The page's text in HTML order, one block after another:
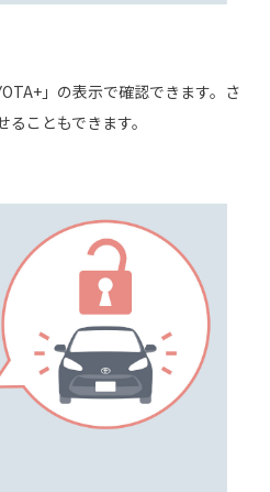
」の表示で確認できます。さ
こともできます。